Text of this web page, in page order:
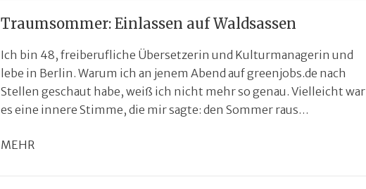
Traumsommer: Einlassen auf Waldsassen
Ich bin 48, freiberufliche Übersetzerin und Kulturmanagerin und
lebe in Berlin. Warum ich an jenem Abend auf greenjobs.de nach
Stellen geschaut habe, weiß ich nicht mehr so genau. Vielleicht war
es eine innere Stimme, die mir sagte: den Sommer raus…
MEHR